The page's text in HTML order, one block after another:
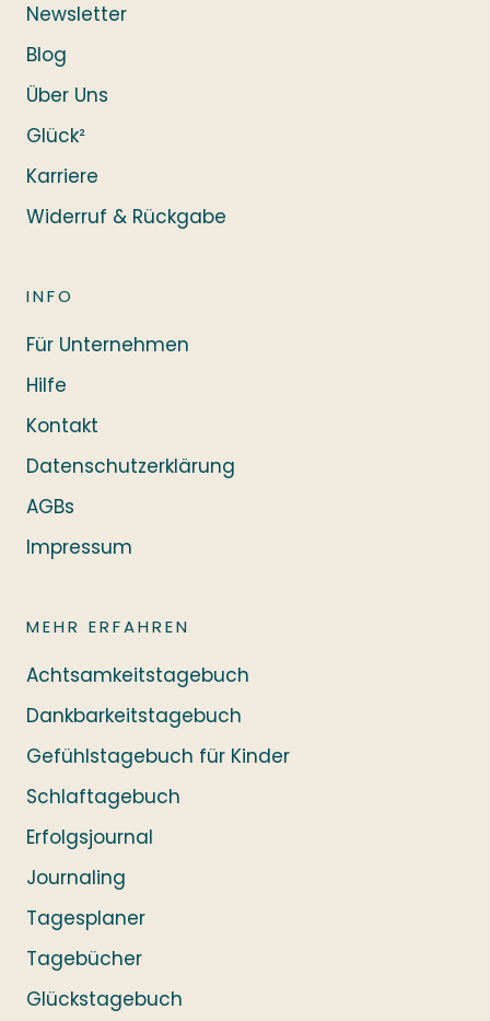
Newsletter
Blog
Über Uns
Glück²
Karriere
Widerruf & Rückgabe
INFO
Für Unternehmen
Hilfe
Kontakt
Datenschutzerklärung
AGBs
Impressum
MEHR ERFAHREN
Achtsamkeitstagebuch
Dankbarkeitstagebuch
Gefühlstagebuch für Kinder
Schlaftagebuch
Erfolgsjournal
Journaling
Tagesplaner
Tagebücher
Glückstagebuch